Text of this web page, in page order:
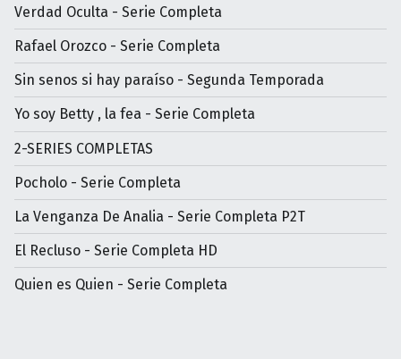
Verdad Oculta - Serie Completa
Rafael Orozco - Serie Completa
Sin senos si hay paraíso - Segunda Temporada
Yo soy Betty , la fea - Serie Completa
2-SERIES COMPLETAS
Pocholo - Serie Completa
La Venganza De Analia - Serie Completa P2T
El Recluso - Serie Completa HD
Quien es Quien - Serie Completa